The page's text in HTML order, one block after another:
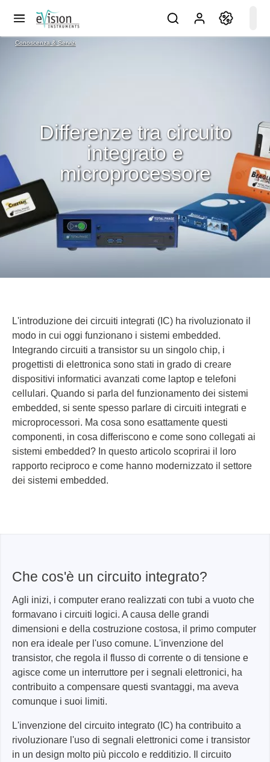
Conoscenza & Servizi
Differenze tra circuito
integrato e
microprocessore
L'introduzione dei circuiti integrati (IC) ha rivoluzionato il
modo in cui oggi funzionano i sistemi embedded.
Integrando circuiti a transistor su un singolo chip, i
progettisti di elettronica sono stati in grado di creare
dispositivi informatici avanzati come laptop e telefoni
cellulari. Quando si parla del funzionamento dei sistemi
embedded, si sente spesso parlare di circuiti integrati e
microprocessori. Ma cosa sono esattamente questi
componenti, in cosa differiscono e come sono collegati ai
sistemi embedded? In questo articolo scoprirai il loro
rapporto reciproco e come hanno modernizzato il settore
dei sistemi embedded.
Che cos'è un circuito integrato?
Agli inizi, i computer erano realizzati con tubi a vuoto che
formavano i circuiti logici. A causa delle grandi
dimensioni e della costruzione costosa, il primo computer
non era ideale per l'uso comune. L'invenzione del
transistor, che regola il flusso di corrente o di tensione e
agisce come un interruttore per i segnali elettronici, ha
contribuito a compensare questi svantaggi, ma aveva
comunque i suoi limiti.
L'invenzione del circuito integrato (IC) ha contribuito a
rivoluzionare l'uso di segnali elettronici come i transistor
in un design molto più piccolo e redditizio. Il circuito